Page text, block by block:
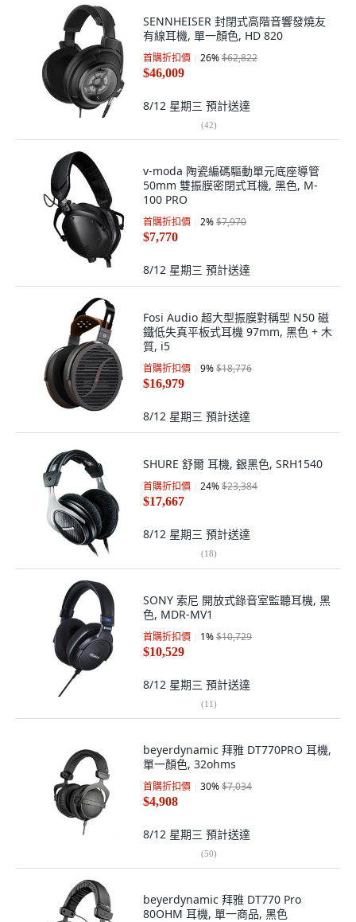
SENNHEISER 封閉式高階音響發燒友
有線耳機, 單一顏色, HD 820
首購折扣價 26%$62,822
$46,009
8/12 星期三 預計送達
(42)
v-moda 陶瓷編碼驅動單元底座導管
50mm 雙振膜密閉式耳機, 黑色, M-
100 PRO
首購折扣價 2%$7,970
$7,770
8/12 星期三 預計送達
Fosi Audio 超大型振膜對稱型 N50 磁
鐵低失真平板式耳機 97mm, 黑色 + 木
質, i5
首購折扣價 9%$18,776
$16,979
8/12 星期三 預計送達
SHURE 舒爾 耳機, 銀黑色, SRH1540
首購折扣價 24%$23,384
$17,667
8/12 星期三 預計送達
(18)
SONY 索尼 開放式錄音室監聽耳機, 黑
色, MDR-MV1
首購折扣價 1%$10,729
$10,529
8/12 星期三 預計送達
(11)
beyerdynamic 拜雅 DT770PRO 耳機,
單一顏色, 32ohms
首購折扣價 30%$7,034
$4,908
8/12 星期三 預計送達
(50)
beyerdynamic 拜雅 DT770 Pro
80OHM 耳機, 單一商品, 黑色